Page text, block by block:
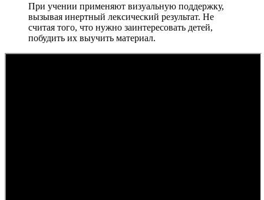
При учении применяют визуальную поддержку,
вызывая инертный лексический результат. Не
считая того, что нужно заинтересовать детей,
побудить их выучить материал.